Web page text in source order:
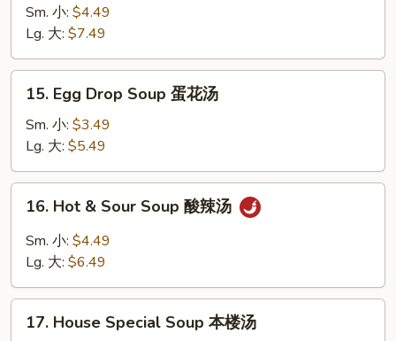
Noodle
Soup
鸡
面
Sm. 小: $4.49
Lg. 大: $7.49
Egg
Drop
Soup
蛋
花
15. Egg Drop Soup 蛋花汤
Sm. 小: $3.49
Lg. 大: $5.49
Hot
Sour
酸
16. Hot & Sour Soup 酸辣汤
Sm. 小: $4.49
Lg. 大: $6.49
House
17. House Special Soup 本楼汤